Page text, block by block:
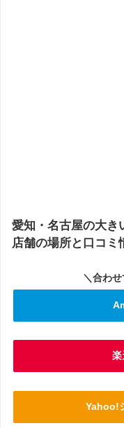
愛知・名古屋の大き
店舗の場所と口コミ
＼合わ
楽
Yahoo!